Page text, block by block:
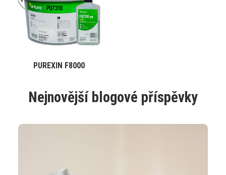
VYBRAT VARIANTU
produkt
variant.
PUREXIN F8000
Nejnovější blogové příspěvky